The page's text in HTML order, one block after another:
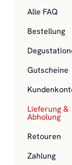
Alle FAQ
Bestellung
Gutscheine
Lieferung &
Abholung
Retouren
Zahlung